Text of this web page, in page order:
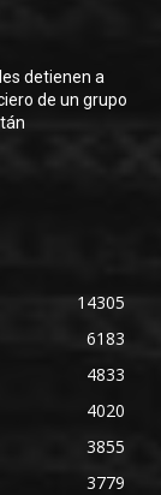
detienen a
de un grupo
14305
6183
4833
4020
3855
3779